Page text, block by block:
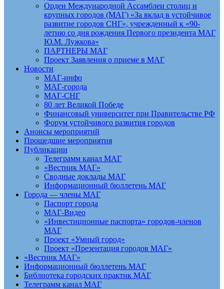
Орден Международной Ассамблеи столиц и
крупных городов (МАГ) «За вклад в устойчивое
развитие городов СНГ», учрежденный к «90-
летию со дня рождения Первого президента МАГ
Ю.М. Лужкова»
ПАРТНЕРЫ МАГ
Проект Заявления о приеме в МАГ
Новости
МАГ-инфо
МАГ-города
МАГ-СНГ
80 лет Великой Победе
Финансовый университет при Правительстве РФ
Форум устойчивого развития городов
Анонсы мероприятий
Прошедшие мероприятия
Публикации
Телеграмм канал МАГ
«Вестник МАГ»
Сводные доклады МАГ
Информационный бюллетень МАГ
Города — члены МАГ
Паспорт города
МАГ-Видео
«Инвестиционные паспорта» городов-членов
МАГ
Проект «Умный город»
Проект «Презентация городов МАГ»
«Вестник МАГ»
Информационный бюллетень МАГ
Библиотека городских практик МАГ
Телеграмм канал МАГ